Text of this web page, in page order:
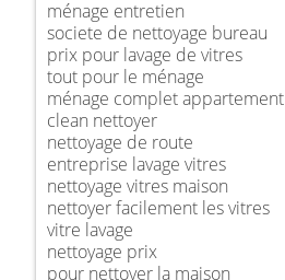
ménage entretien
societe de nettoyage bureau
prix pour lavage de vitres
tout pour le ménage
ménage complet appartement
clean nettoyer
nettoyage de route
entreprise lavage vitres
nettoyage vitres maison
nettoyer facilement les vitres
vitre lavage
nettoyage prix
pour nettoyer la maison